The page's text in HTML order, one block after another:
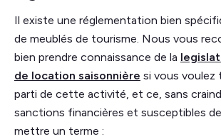
Il existe une réglementation bien
de meublés de tourisme. Nous vous
bien prendre connaissance de la
de location saisonnière si vous voulez
parti de cette activité, et ce, sans
sanctions financières et susceptibles
mettre un terme :